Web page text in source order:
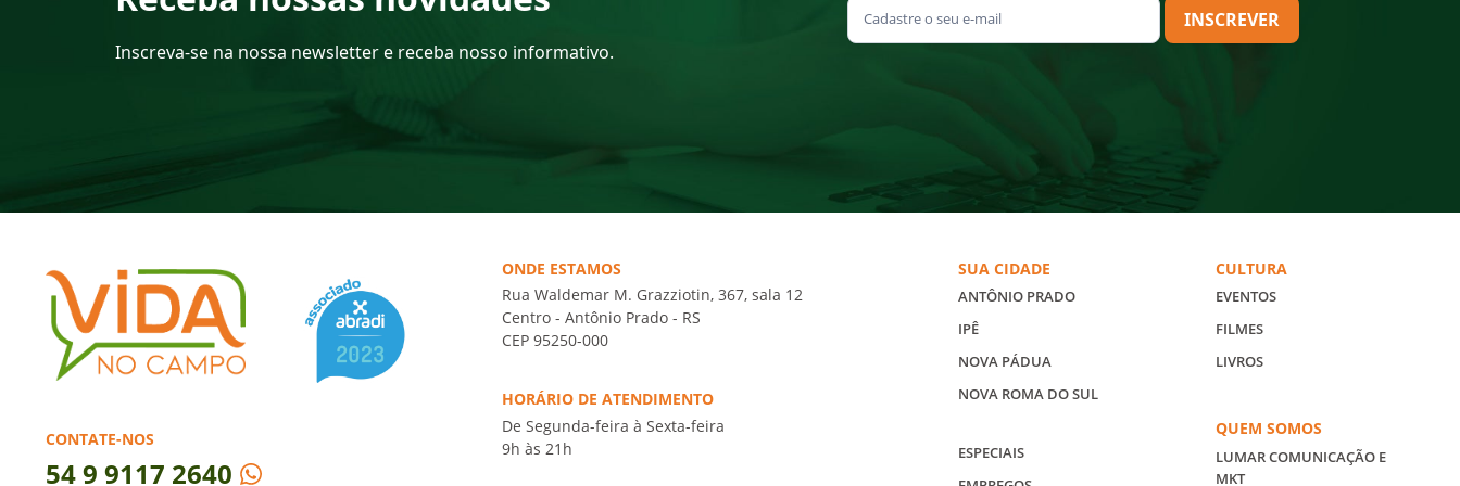
Inscreva-se na nossa newsletter e receba nosso informativo.
INSCREVER
CONTATE-NOS
549 9117 2640
ONDE ESTAMOS
Rua Waldemar M. Grazziotin, 367, sala 12
Centro - Antônio Prado - RS
CEP 95250-000
HORÁRIO DE ATENDIMENTO
De Segunda-feira à Sexta-feira
9h às 21h
SUA CIDADE
ANTÔNIO PRADO
IPÊ
NOVA PÁDUA
NOVA ROMA DO SUL
ESPECIAIS
CULTURA
EVENTOS
FILMES
LIVROS
QUEM SOMOS
LUMAR COMUNICAÇÃO E
MKT